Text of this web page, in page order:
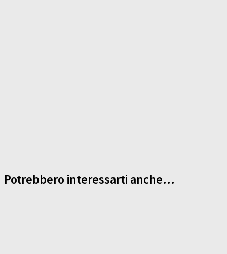
Potrebbero interessarti anche...